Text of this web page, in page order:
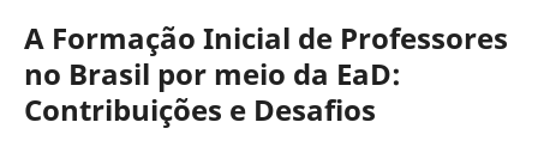
A Formação Inicial de Professores
no Brasil por meio da EaD:
Contribuições e Desafios